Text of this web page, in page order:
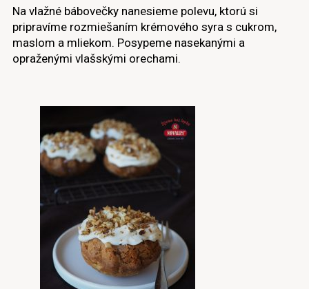
Na vlažné bábovečky nanesieme polevu, ktorú si
pripravíme rozmiešaním krémového syra s cukrom,
maslom a mliekom. Posypeme nasekanými a
opraženými vlašskými orechami.